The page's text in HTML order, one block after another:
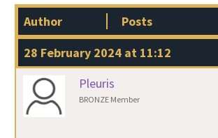
Author
Posts
28 February 2024 at 11:12
Pleuris
BRONZE Member